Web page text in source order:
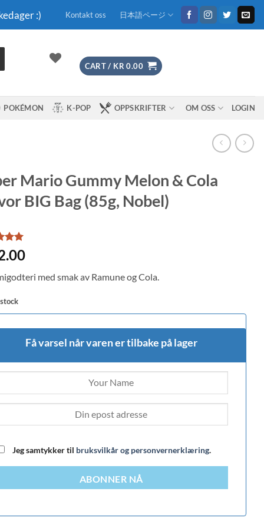
:) Kontakt oss 日本語ページ
CART / KR 0.00
POKÉMON K-POP OPPSKRIFTER OM OSS LOGIN
Mario Gummy Melon & Cola
BIG Bag (85g, Nobel)
5
5
med smak av Ramune og Cola.
Få varsel når varen er tilbake på lager
Jeg samtykker til bruksvilkår og personvernerklæring.
ABONNER NÅ